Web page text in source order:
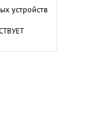
устройств